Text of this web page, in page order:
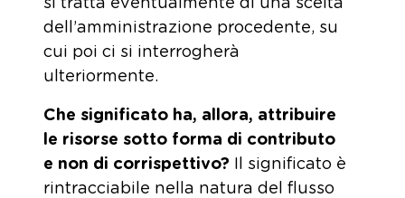
si tratta eventualmente di una scelta
dell’amministrazione procedente, su
cui poi ci si interrogherà
ulteriormente.
Che significato ha, allora, attribuire
le risorse sotto forma di contributo
e non di corrispettivo? Il significato è
rintracciabile nella natura del flusso